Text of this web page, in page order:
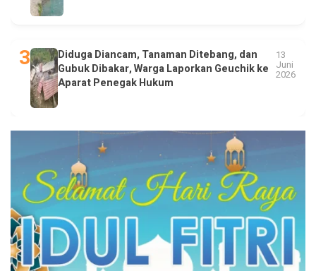
Diduga Diancam, Tanaman Ditebang, dan
Gubuk Dibakar, Warga Laporkan Geuchik ke
Aparat Penegak Hukum
13
Juni
2026